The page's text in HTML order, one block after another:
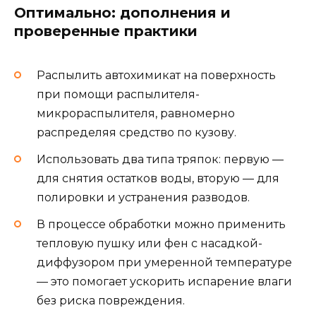
Оптимально: дополнения и
проверенные практики
Распылить автохимикат на поверхность
при помощи распылителя-
микрораспылителя, равномерно
распределяя средство по кузову.
Использовать два типа тряпок: первую —
для снятия остатков воды, вторую — для
полировки и устранения разводов.
В процессе обработки можно применить
тепловую пушку или фен с насадкой-
диффузором при умеренной температуре
— это помогает ускорить испарение влаги
без риска повреждения.